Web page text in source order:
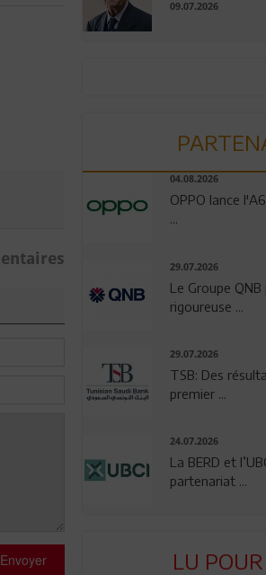
Envoyer
09.07.2026
04.08.2026
OPPO lance
...
29.07.2026
Le Groupe
rigoureuse ...
29.07.2026
TSB: Des
premier ...
24.07.2026
La BERD et
partenariat ...
LU